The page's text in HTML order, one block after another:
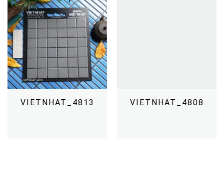
VIETNHAT_4813 VIETNHAT_4808